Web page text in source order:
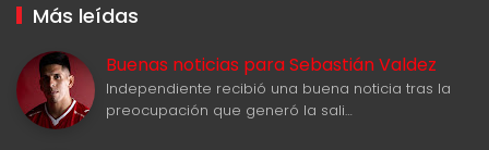
Más leídas
Buenas noticias para Sebastián Valdez
Independiente recibió una buena noticia tras la
preocupación que generó la sali…